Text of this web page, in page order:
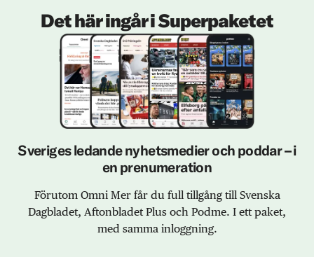
Det här ingår i Superpaketet
Sveriges ledande nyhetsmedier och poddar – i
en prenumeration
Förutom Omni Mer får du full tillgång till Svenska
Dagbladet, Aftonbladet Plus och Podme. I ett paket,
med samma inloggning.